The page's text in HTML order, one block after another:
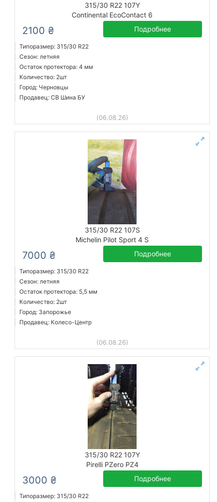
315/30 R22 107Y
Continental EcoContact 6
2100 ₴ Подробнее
Типоразмер: 315/30 R22
Сезон: летняя
Остаток протектора: 4 мм
Количество: 2шт
Город: Черновцы
Продавец: СВ Шина БУ
(06.08.26)
315/30 R22 107S
Michelin Pilot Sport 4 S
7000 ₴ Подробнее
Типоразмер: 315/30 R22
Сезон: летняя
Остаток протектора: 5,5 мм
Количество: 2шт
Город: Запорожье
Продавец: Колесо-Центр
(06.08.26)
315/30 R22 107Y
Pirelli PZero PZ4
3000 ₴ Подробнее
Типоразмер: 315/30 R22